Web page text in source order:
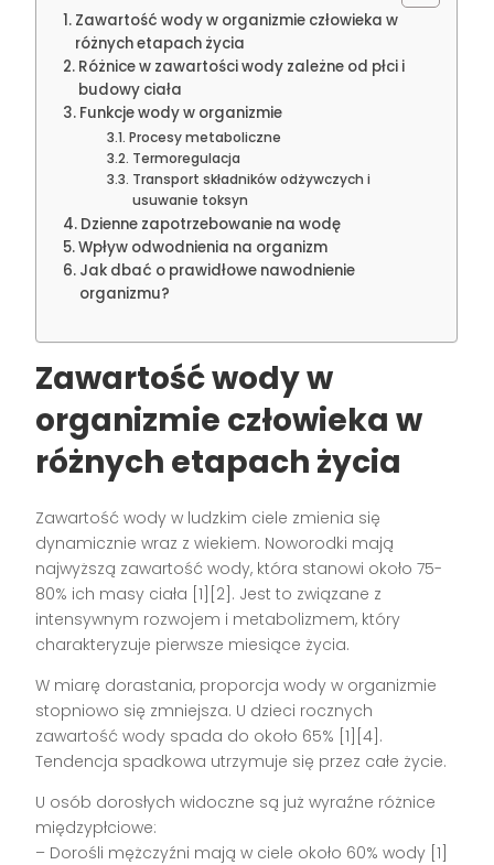
Zawartość wody w organizmie człowieka w
różnych etapach życia
Różnice w zawartości wody zależne od płci i
budowy ciała
Funkcje wody w organizmie
Procesy metaboliczne
Termoregulacja
Transport składników odżywczych i
usuwanie toksyn
Dzienne zapotrzebowanie na wodę
Wpływ odwodnienia na organizm
Jak dbać o prawidłowe nawodnienie
organizmu?
Zawartość wody w
organizmie człowieka w
różnych etapach życia
Zawartość wody w ludzkim ciele zmienia się
dynamicznie wraz z wiekiem. Noworodki mają
najwyższą zawartość wody, która stanowi około 75-
80% ich masy ciała [1][2]. Jest to związane z
intensywnym rozwojem i metabolizmem, który
charakteryzuje pierwsze miesiące życia.
W miarę dorastania, proporcja wody w organizmie
stopniowo się zmniejsza. U dzieci rocznych
zawartość wody spada do około 65% [1][4].
Tendencja spadkowa utrzymuje się przez całe życie.
U osób dorosłych widoczne są już wyraźne różnice
międzypłciowe:
– Dorośli mężczyźni mają w ciele około 60% wody [1]